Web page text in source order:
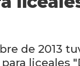
de 2013
liceales